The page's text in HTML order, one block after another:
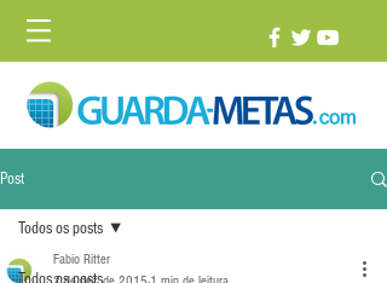
Post
Todos os posts
Fabio Ritter